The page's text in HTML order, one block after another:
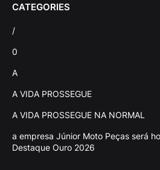
CATEGORIES
/
0
A
A VIDA PROSSEGUE
A VIDA PROSSEGUE NA NORMAL
a empresa Júnior Moto Peças será
Destaque Ouro 2026